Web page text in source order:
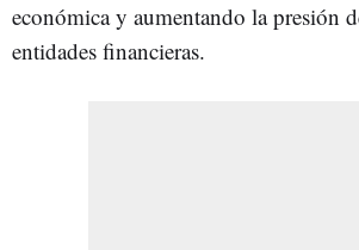
económica y aumentando la presión
entidades financieras.